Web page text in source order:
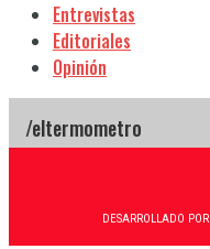
Entrevistas
Editoriales
Opinión
DESARROLLADO POR